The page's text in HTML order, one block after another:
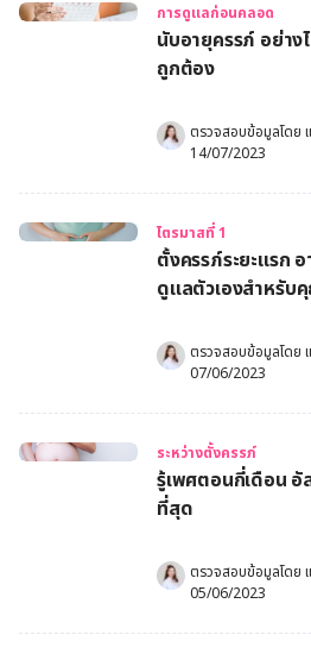
การดูแลก่อนคลอด
นับอายุครรภ์ อย่าง
ถูกต้อง
ตรวจสอบข้อมูลโดย
14/07/2023
ไตรมาสที่ 1
ตั้งครรภ์ระยะแรก
ดูแลตัวเองสำหรับ
ตรวจสอบข้อมูลโดย
07/06/2023
ระหว่างตั้งครรภ์
รู้เพศตอนกี่เดือน
ที่สุด
ตรวจสอบข้อมูลโดย
05/06/2023